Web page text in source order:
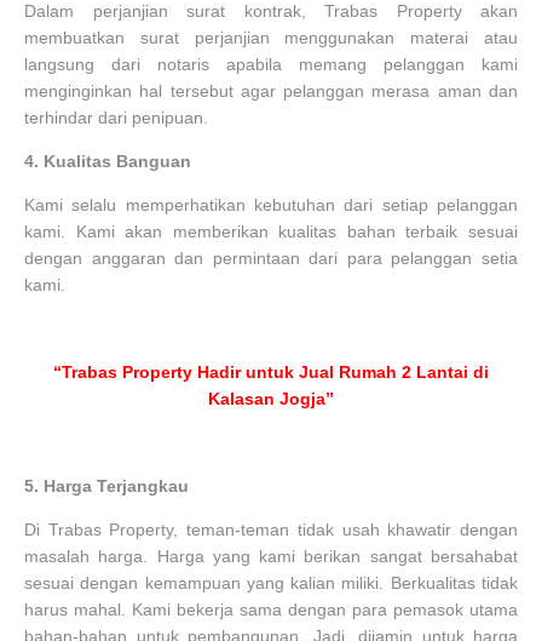
Dalam perjanjian surat kontrak, Trabas Property akan
membuatkan surat perjanjian menggunakan materai atau
langsung dari notaris apabila memang pelanggan kami
menginginkan hal tersebut agar pelanggan merasa aman dan
terhindar dari penipuan.
4. Kualitas Banguan
Kami selalu memperhatikan kebutuhan dari setiap pelanggan
kami. Kami akan memberikan kualitas bahan terbaik sesuai
dengan anggaran dan permintaan dari para pelanggan setia
kami.
“Trabas Property Hadir untuk Jual Rumah 2 Lantai di
Kalasan Jogja”
5. Harga Terjangkau
Di Trabas Property, teman-teman tidak usah khawatir dengan
masalah harga. Harga yang kami berikan sangat bersahabat
sesuai dengan kemampuan yang kalian miliki. Berkualitas tidak
harus mahal. Kami bekerja sama dengan para pemasok utama
bahan-bahan untuk pembangunan. Jadi, dijamin untuk harga